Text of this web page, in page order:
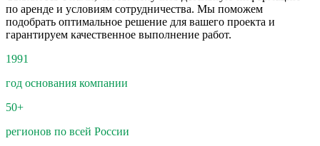
по аренде и условиям сотрудничества. Мы поможем
подобрать оптимальное решение для вашего проекта и
гарантируем качественное выполнение работ.
1991
год основания компании
50+
регионов по всей России